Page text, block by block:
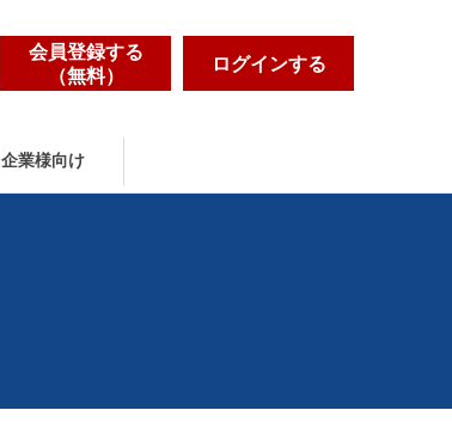
会員登録する
（無料）
ログインする
企業様向け